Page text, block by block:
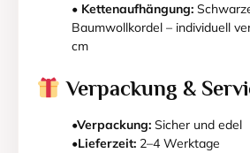
• Kettenaufhängung:
Baumwollkordel – individuell
cm
Verpackung &
•Verpackung: Sicher und edel
•Lieferzeit: 2–4 Werktage